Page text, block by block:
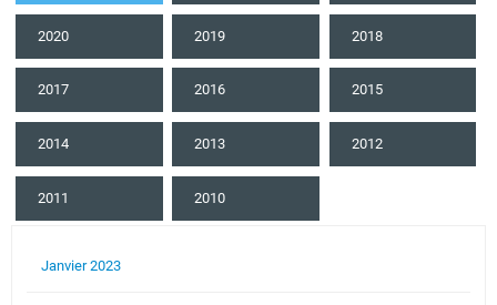
2020 2019 2018
2017 2016 2015
2014 2013 2012
2011 2010
Janvier 2023